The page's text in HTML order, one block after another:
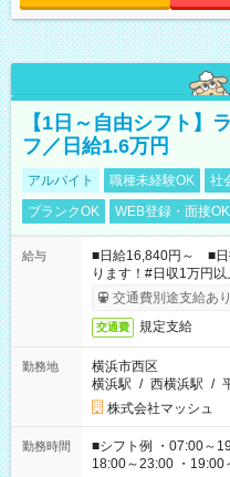
【1日～自由シフト】
フ／日給1.6万円
アルバイト 職種未経験OK 社
ブランクOK
WEB登録・面接OK
給与
■日給16,840円～ ■
ります！#日収1万円以
交通費別途支給あり
交通費 規定支給
勤務地
横浜市西区
横浜駅 / 西横浜駅 /
株式会社マッシュ
勤務時間
■シフト例 ・07:00～
18:00～23:00 ・